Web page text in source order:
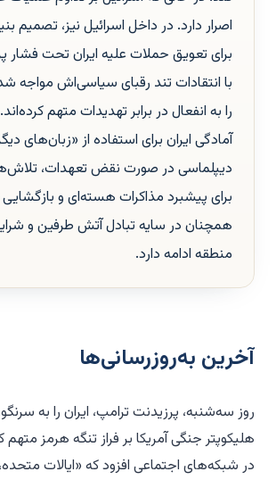
اصرار دارد. در داخل اسرائیل نیز، تصمیم
برای تعویق حملات علیه ایران تحت فشار
با انتقادات تند رقبای سیاسی‌اش مواجه
را به انفعال در برابر تهدیدات متهم
آمادگی ایران برای استفاده از «زبان‌های
دیپلماسی در صورت نقض تعهدات،
برای پیشبرد مذاکرات هسته‌ای و
همچنان در سایه تبادل آتش طرفین و
منطقه ادامه دارد.
آخرین به‌روزرسانی‌ها
روز سه‌شنبه، پرزیدنت ترامپ، ایران را به
هلیکوپتر جنگی آمریکا بر فراز تنگه هرمز
در شبکه‌های اجتماعی افزود که «ایالات